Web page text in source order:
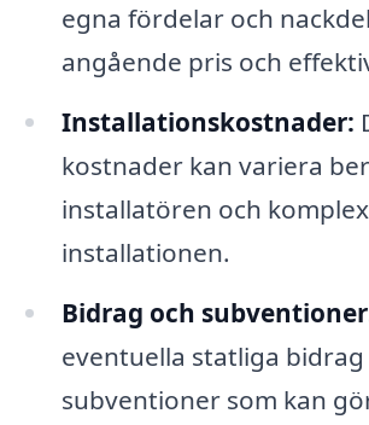
egna fördelar och
angående pris och
Installationskostnader:
kostnader kan variera
installatören och
installationen.
Bidrag och
eventuella statliga bidrag
subventioner som kan